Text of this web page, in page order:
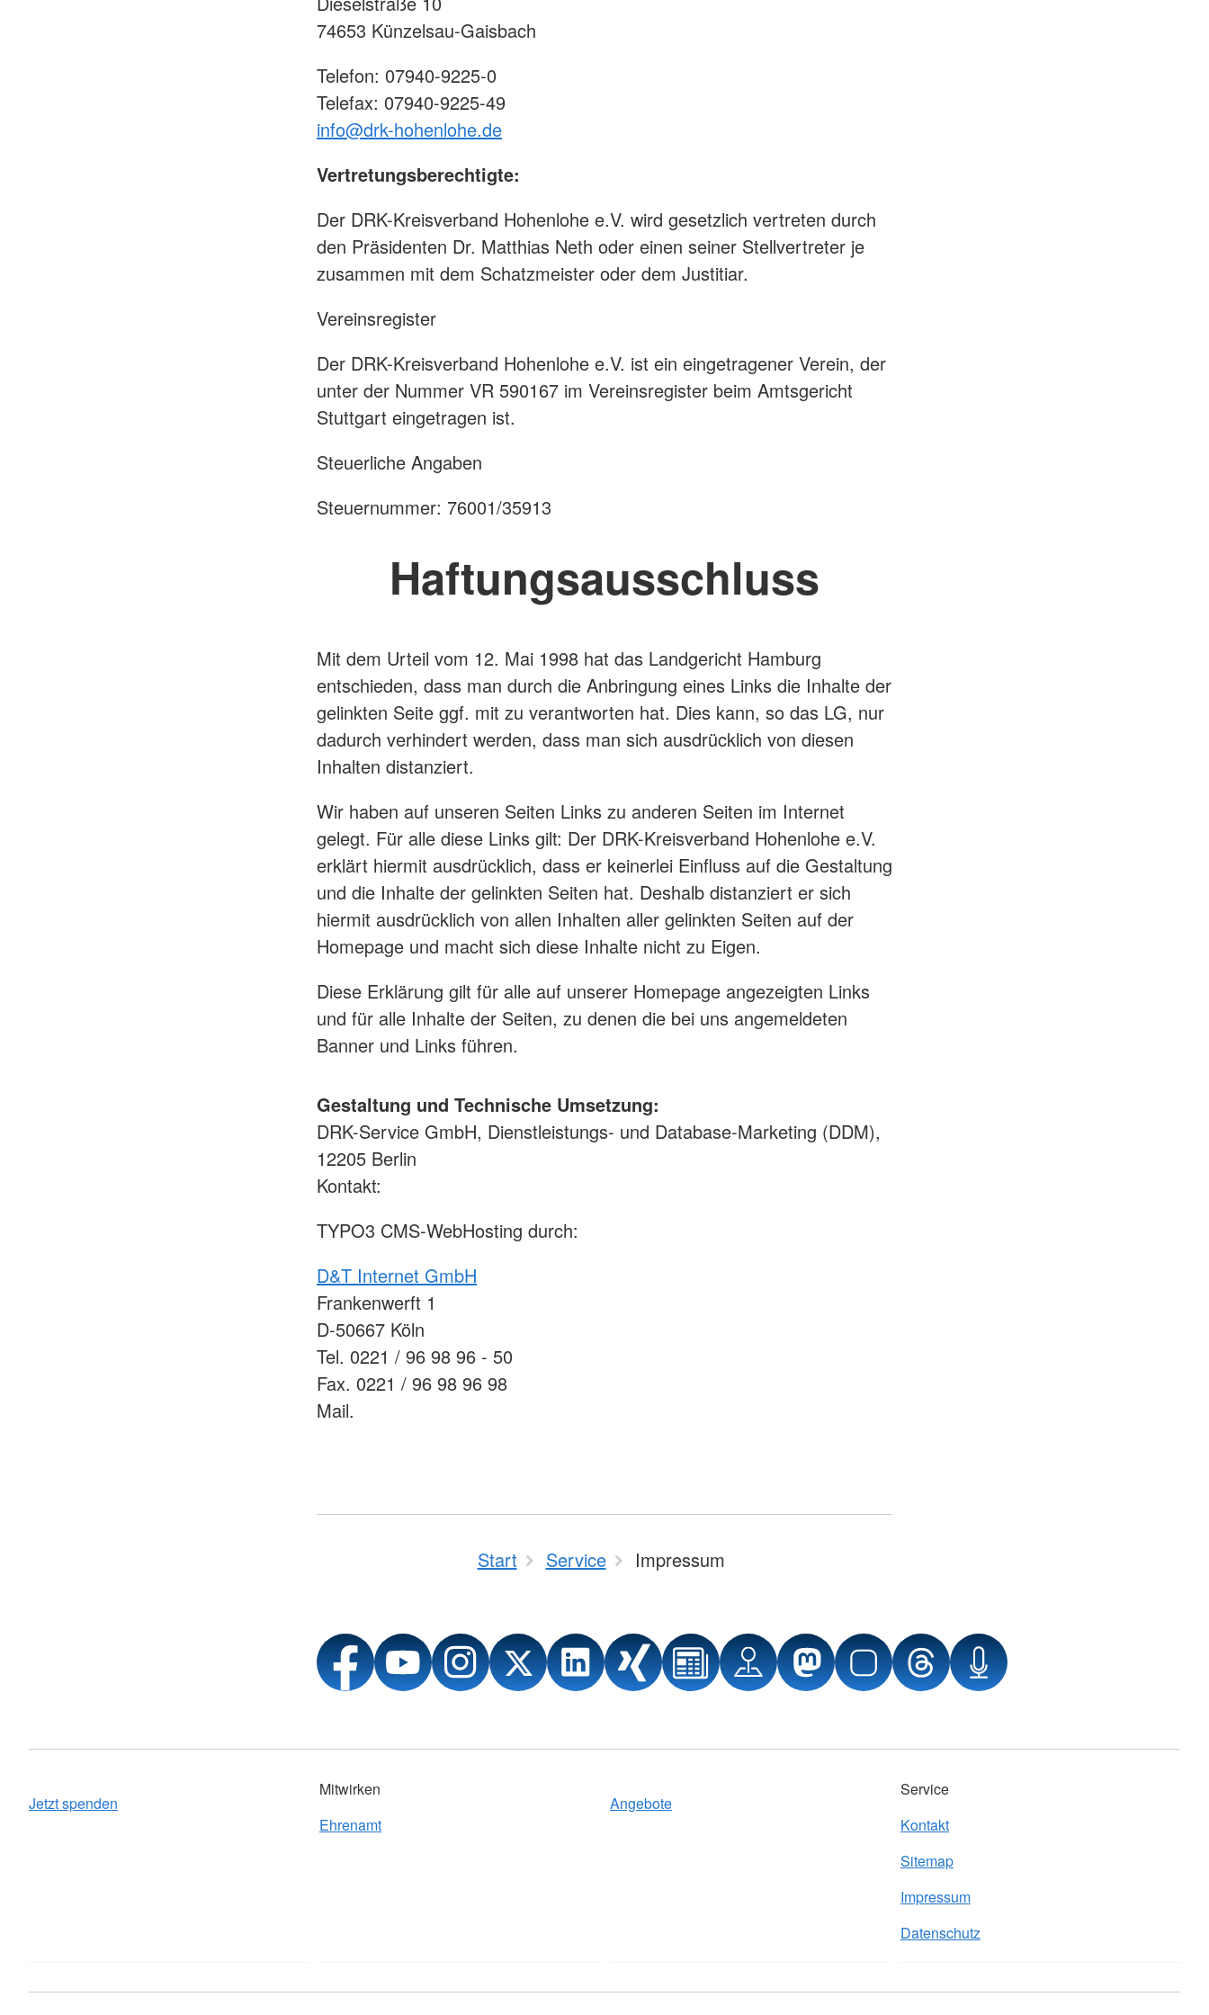
74653 Künzelsau-Gaisbach
Telefon: 07940-9225-0
Telefax: 07940-9225-49
info@drk-hohenlohe.de
Vertretungsberechtigte:
Der DRK-Kreisverband Hohenlohe e.V. wird gesetzlich vertreten durch
den Präsidenten Dr. Matthias Neth oder einen seiner Stellvertreter je
zusammen mit dem Schatzmeister oder dem Justitiar.
Vereinsregister
Der DRK-Kreisverband Hohenlohe e.V. ist ein eingetragener Verein, der
unter der Nummer VR 590167 im Vereinsregister beim Amtsgericht
Stuttgart eingetragen ist.
Steuerliche Angaben
Steuernummer: 76001/35913
Haftungsausschluss
Mit dem Urteil vom 12. Mai 1998 hat das Landgericht Hamburg
entschieden, dass man durch die Anbringung eines Links die Inhalte der
gelinkten Seite ggf. mit zu verantworten hat. Dies kann, so das LG, nur
dadurch verhindert werden, dass man sich ausdrücklich von diesen
Inhalten distanziert.
Wir haben auf unseren Seiten Links zu anderen Seiten im Internet
gelegt. Für alle diese Links gilt: Der DRK-Kreisverband Hohenlohe e.V.
erklärt hiermit ausdrücklich, dass er keinerlei Einfluss auf die Gestaltung
und die Inhalte der gelinkten Seiten hat. Deshalb distanziert er sich
hiermit ausdrücklich von allen Inhalten aller gelinkten Seiten auf der
Homepage und macht sich diese Inhalte nicht zu Eigen.
Diese Erklärung gilt für alle auf unserer Homepage angezeigten Links
und für alle Inhalte der Seiten, zu denen die bei uns angemeldeten
Banner und Links führen.
Gestaltung und Technische Umsetzung:
DRK-Service GmbH, Dienstleistungs- und Database-Marketing (DDM),
12205 Berlin
Kontakt:
TYPO3 CMS-WebHosting durch:
D&T Internet GmbH
Frankenwerft 1
D-50667 Köln
Tel. 0221 / 96 98 96 - 50
Fax. 0221 / 96 98 96 98
Mail.
Start Service Impressum
Jetzt spenden
Mitwirken
Ehrenamt
Angebote
Service
Kontakt
Sitemap
Impressum
Datenschutz